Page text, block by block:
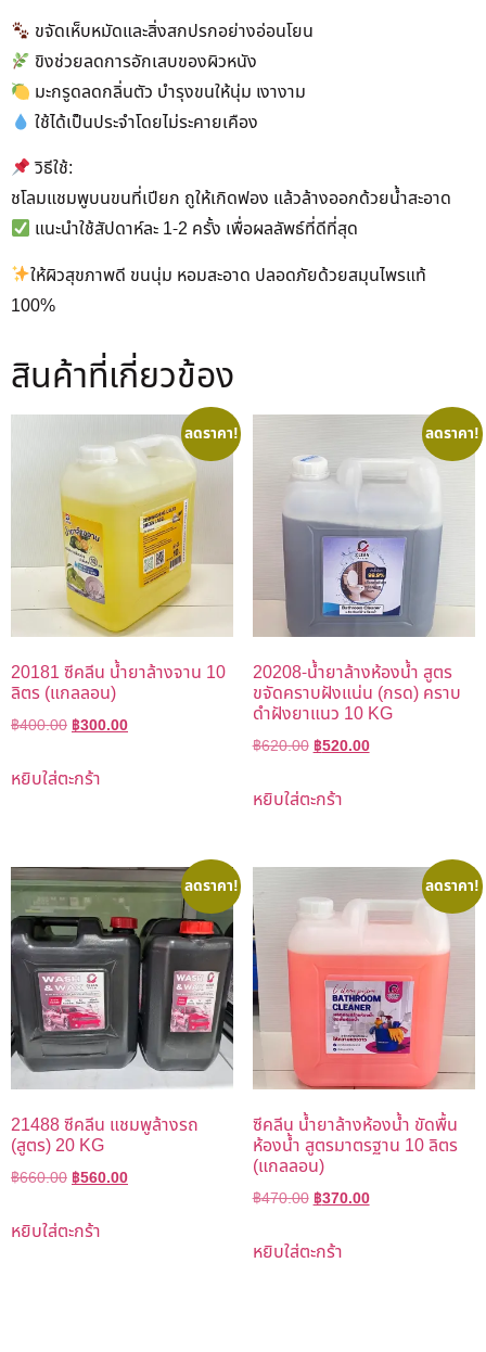
ขจัดเห็บหมัดและสิ่งสกปรกอย่างอ่อนโยน
ขิงช่วยลดการอักเสบของผิวหนัง
มะกรูดลดกลิ่นตัว บำรุงขนให้นุ่ม เงางาม
ใช้ได้เป็นประจำโดยไม่ระคายเคือง
วิธีใช้:
ชโลมแชมพูบนขนที่เปียก ถูให้เกิดฟอง แล้วล้างออกด้วยน้ำสะอาด
แนะนำใช้สัปดาห์ละ 1-2 ครั้ง เพื่อผลลัพธ์ที่ดีที่สุด
ให้ผิวสุขภาพดี ขนนุ่ม หอมสะอาด ปลอดภัยด้วยสมุนไพรแท้
100%
สินค้าที่เกี่ยวข้อง
ลดราคา!
20181 ซีคลีน น้ำยาล้างจาน 10
ลิตร (แกลลอน)
฿400.00฿300.00
หยิบใส่ตะกร้า
ลดราคา!
20208-น้ำยาล้างห้องน้ำ สูตร
ขจัดคราบฝังแน่น (กรด) คราบ
ดำฝังยาแนว 10 KG
฿620.00฿520.00
หยิบใส่ตะกร้า
ลดราคา!
21488 ซีคลีน แชมพูล้างรถ
(สูตร) 20 KG
฿660.00฿560.00
หยิบใส่ตะกร้า
ลดราคา!
ซีคลีน น้ำยาล้างห้องน้ำ ขัดพื้น
ห้องน้ำ สูตรมาตรฐาน 10 ลิตร
(แกลลอน)
฿470.00฿370.00
หยิบใส่ตะกร้า